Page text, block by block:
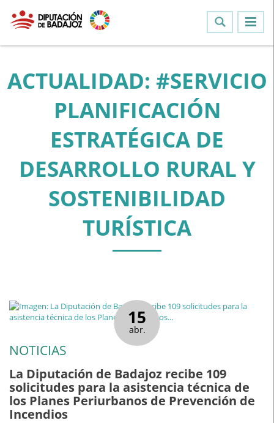
ACTUALIDAD: #SERVICIO
PLANIFICACIÓN
ESTRATÉGICA DE
DESARROLLO RURAL Y
SOSTENIBILIDAD
TURÍSTICA
15
abr.
NOTICIAS
La Diputación de Badajoz recibe 109
solicitudes para la asistencia técnica de
los Planes Periurbanos de Prevención de
Incendios